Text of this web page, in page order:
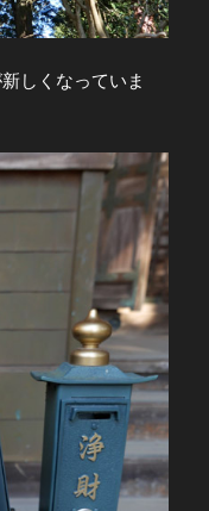
しくなっていま